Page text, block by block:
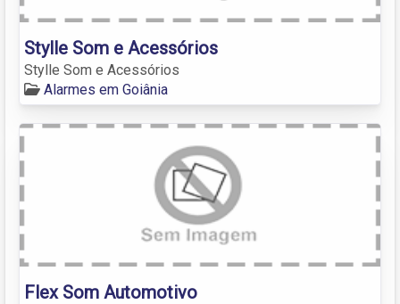
Stylle Som e Acessórios
Stylle Som e Acessórios
Alarmes em Goiânia
Flex Som Automotivo